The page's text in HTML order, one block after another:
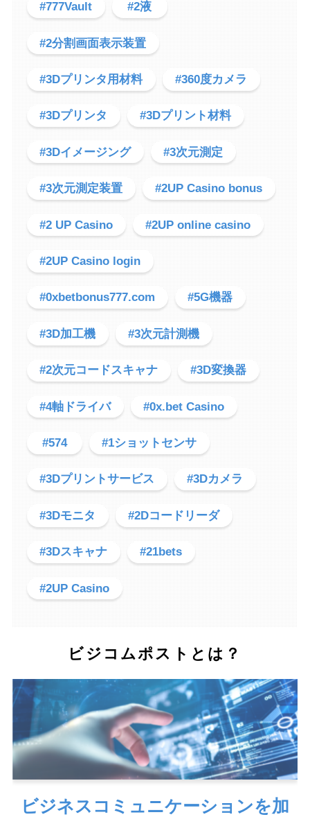
#777Vault #2液
#2分割画面表示装置
#3Dプリンタ用材料 #360度カメラ
#3Dプリンタ #3Dプリント材料
#3Dイメージング #3次元測定
#3次元測定装置 #2UP Casino bonus
#2 UP Casino #2UP online casino
#2UP Casino login
#0xbetbonus777.com #5G機器
#3D加工機 #3次元計測機
#2次元コードスキャナ #3D変換器
#4軸ドライバ #0x.bet Casino
#574 #1ショットセンサ
#3Dプリントサービス #3Dカメラ
#3Dモニタ #2Dコードリーダ
#3Dスキャナ #21bets
#2UP Casino
ビジコムポストとは？
ビジネスコミュニケーションを加